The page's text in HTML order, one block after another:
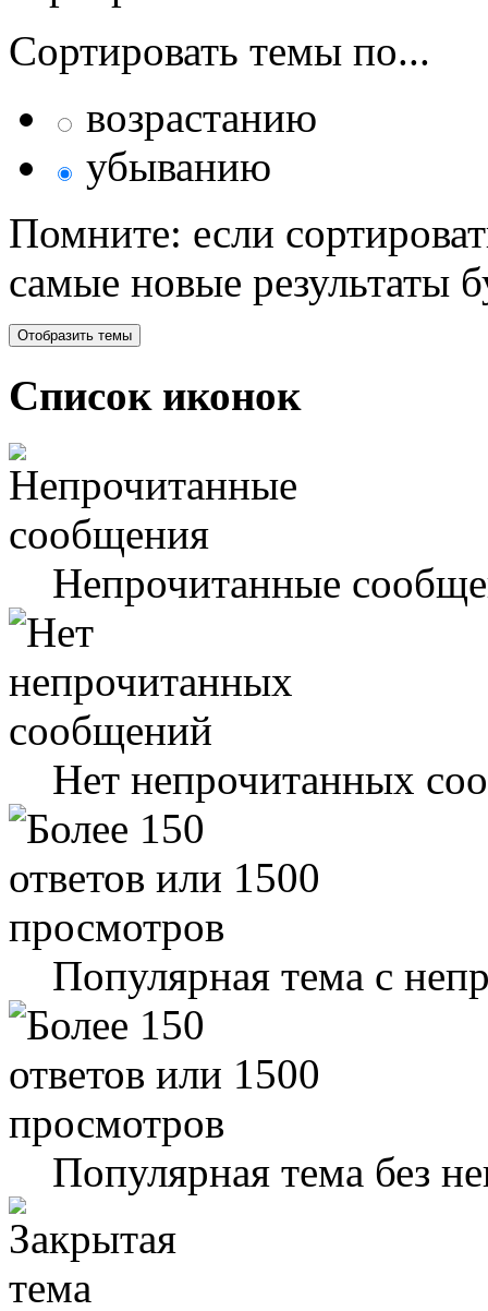
Сортировать темы по...
возрастанию
убыванию
Помните: если
самые новые результаты
Список иконок
Непрочитанные
Нет непрочитанных
Популярная тема с
Популярная тема без